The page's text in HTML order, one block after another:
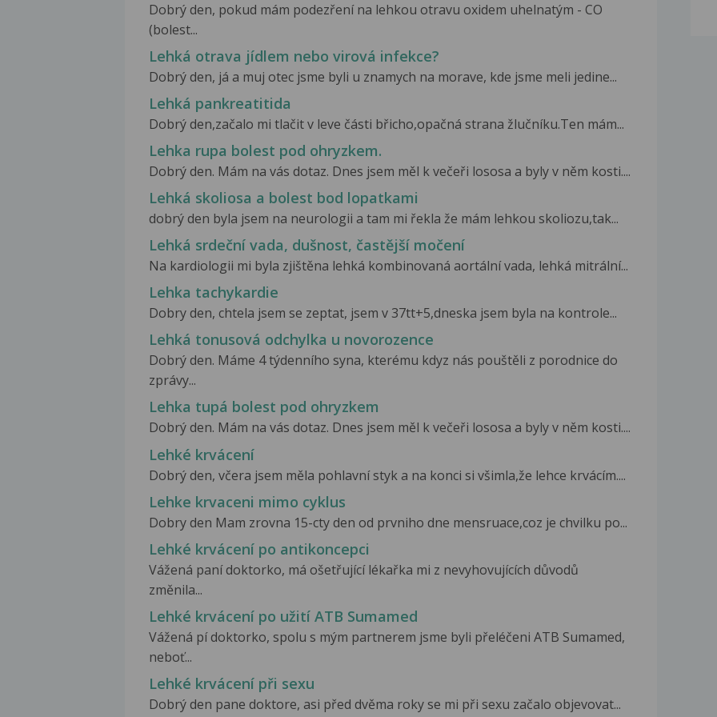
Dobrý den, pokud mám podezření na lehkou otravu oxidem uhelnatým - CO
(bolest...
Lehká otrava jídlem nebo virová infekce?
Dobrý den, já a muj otec jsme byli u znamych na morave, kde jsme meli jedine...
Lehká pankreatitida
Dobrý den,začalo mi tlačit v leve části břicho,opačná strana žlučníku.Ten mám...
Lehka rupa bolest pod ohryzkem.
Dobrý den. Mám na vás dotaz. Dnes jsem měl k večeři lososa a byly v něm kosti....
Lehká skoliosa a bolest bod lopatkami
dobrý den byla jsem na neurologii a tam mi řekla že mám lehkou skoliozu,tak...
Lehká srdeční vada, dušnost, častější močení
Na kardiologii mi byla zjištěna lehká kombinovaná aortální vada, lehká mitrální...
Lehka tachykardie
Dobry den, chtela jsem se zeptat, jsem v 37tt+5,dneska jsem byla na kontrole...
Lehká tonusová odchylka u novorozence
Dobrý den. Máme 4 týdenního syna, kterému kdyz nás pouštěli z porodnice do
zprávy...
Lehka tupá bolest pod ohryzkem
Dobrý den. Mám na vás dotaz. Dnes jsem měl k večeři lososa a byly v něm kosti....
Lehké krvácení
Dobrý den, včera jsem měla pohlavní styk a na konci si všimla,že lehce krvácím....
Lehke krvaceni mimo cyklus
Dobry den Mam zrovna 15-cty den od prvniho dne mensruace,coz je chvilku po...
Lehké krvácení po antikoncepci
Vážená paní doktorko, má ošetřující lékařka mi z nevyhovujících důvodů
změnila...
Lehké krvácení po užití ATB Sumamed
Vážená pí doktorko, spolu s mým partnerem jsme byli přeléčeni ATB Sumamed,
neboť...
Lehké krvácení při sexu
Dobrý den pane doktore, asi před dvěma roky se mi při sexu začalo objevovat...